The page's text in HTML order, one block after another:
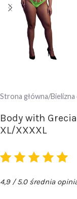
Strona główna
Body with
XL/XXXXL
4,9 / 5.0 średnia